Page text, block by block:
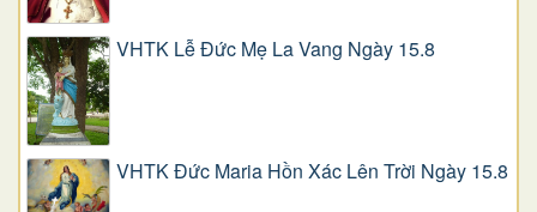
VHTK Lễ Đức Mẹ La Vang Ngày 15.8
VHTK Đức Maria Hồn Xác Lên Trời Ngày 15.8